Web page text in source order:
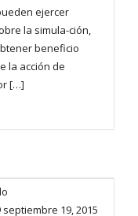
ejercer
la simula-ción,
beneficio
la acción de
[…]
septiembre 19, 2015